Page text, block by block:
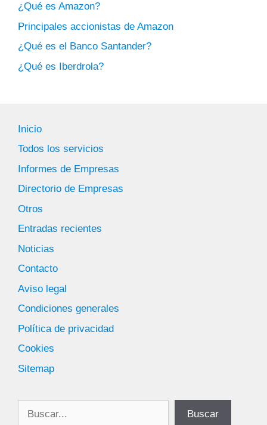
¿Qué es Amazon?
Principales accionistas de Amazon
¿Qué es el Banco Santander?
¿Qué es Iberdrola?
Inicio
Todos los servicios
Informes de Empresas
Directorio de Empresas
Otros
Entradas recientes
Noticias
Contacto
Aviso legal
Condiciones generales
Política de privacidad
Cookies
Sitemap
Buscar